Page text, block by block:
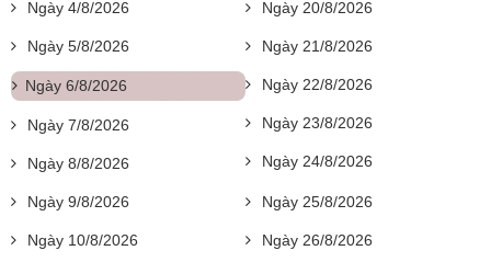
Ngày 4/8/2026
Ngày 5/8/2026
Ngày 6/8/2026
Ngày 7/8/2026
Ngày 8/8/2026
Ngày 9/8/2026
Ngày 10/8/2026
Ngày 20/8/2026
Ngày 21/8/2026
Ngày 22/8/2026
Ngày 23/8/2026
Ngày 24/8/2026
Ngày 25/8/2026
Ngày 26/8/2026